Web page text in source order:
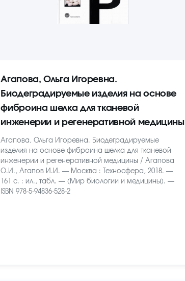
Агапова, Ольга Игоревна.
Биодеградируемые изделия на основе
фиброина шелка для тканевой
инженерии и регенеративной медицины
Агапова, Ольга Игоревна. Биодеградируемые
изделия на основе фиброина шелка для тканевой
инженерии и регенеративной медицины / Агапова
О.И., Агапов И.И. — Москва : Техносфера, 2018. —
161 с. : ил., табл. — (Мир биологии и медицины). —
ISBN 978-5-94836-528-2